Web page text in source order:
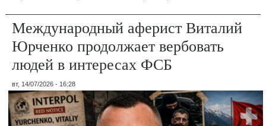
Международный аферист Виталий
Юрченко продолжает вербовать
людей в интересах ФСБ
вт, 14/07/2026 - 16:28